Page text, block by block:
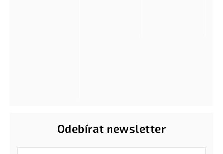
Odebírat newsletter